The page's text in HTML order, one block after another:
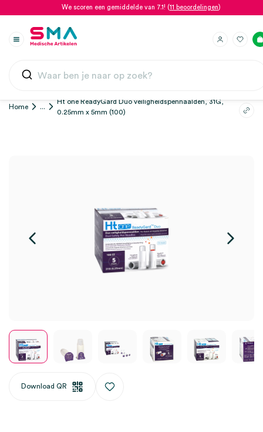
We scoren een gemiddelde van 7.1! (11 beoordelingen)
Home ...
Ht one ReadyGard Duo veiligheidspennaalden, 31G,
0.25mm x 5mm (100)
Download QR